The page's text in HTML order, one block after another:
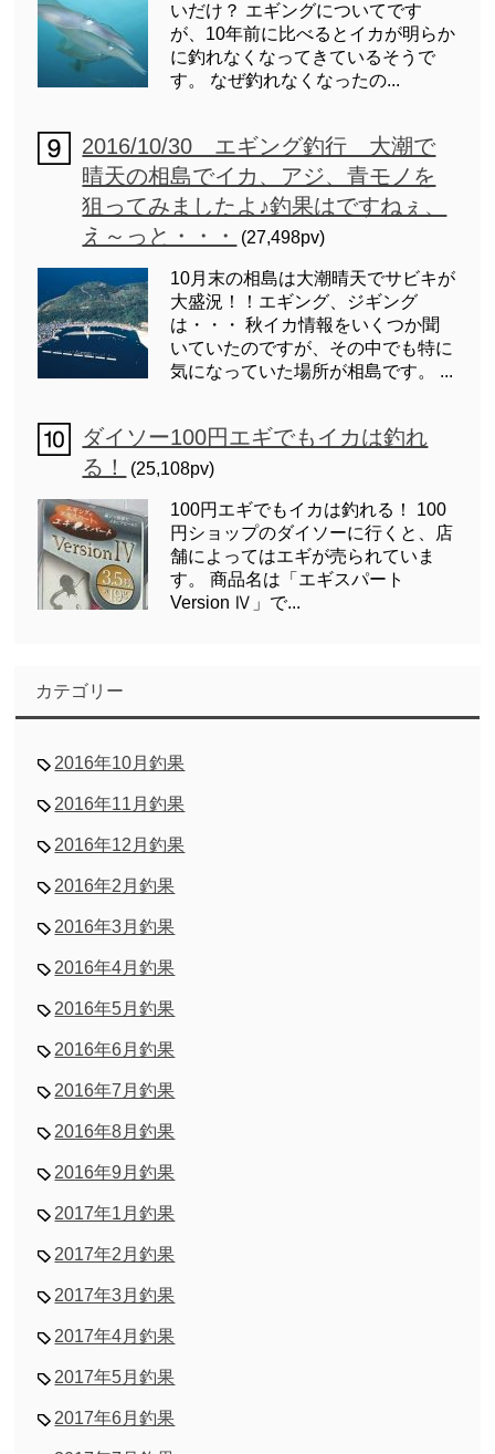
いだけ？ エギングについてです
が、10年前に比べるとイカが明らか
に釣れなくなってきているそうで
す。 なぜ釣れなくなったの...
2016/10/30 エギング釣行 大潮で
晴天の相島でイカ、アジ、青モノを
狙ってみましたよ♪釣果はですねぇ、
え～っと・・・
(27,498pv)
10月末の相島は大潮晴天でサビキが
大盛況！！エギング、ジギング
は・・・ 秋イカ情報をいくつか聞
いていたのですが、その中でも特に
気になっていた場所が相島です。 ...
ダイソー100円エギでもイカは釣れ
る！
(25,108pv)
100円エギでもイカは釣れる！ 100
円ショップのダイソーに行くと、店
舗によってはエギが売られていま
す。 商品名は「エギスパート
Version Ⅳ」で...
カテゴリー
2016年10月釣果
2016年11月釣果
2016年12月釣果
2016年2月釣果
2016年3月釣果
2016年4月釣果
2016年5月釣果
2016年6月釣果
2016年7月釣果
2016年8月釣果
2016年9月釣果
2017年1月釣果
2017年2月釣果
2017年3月釣果
2017年4月釣果
2017年5月釣果
2017年6月釣果